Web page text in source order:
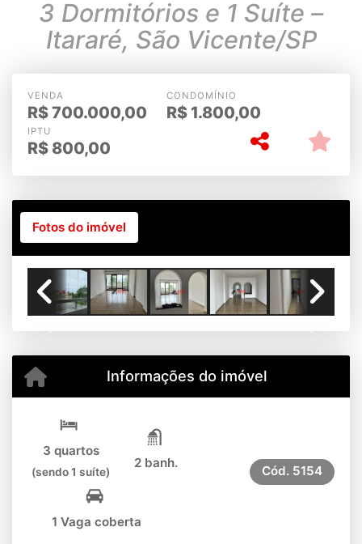
3 Dormitórios e 1 Suíte –
Itararé, São Vicente/SP
VENDA
R$700.000,00
CONDOMÍNIO
R$ 1.800,00
IPTU
R$ 800,00
Fotos do imóvel
Informações do imóvel
3 quartos
(sendo 1 suíte)
2 banh.
1 Vaga coberta
Cód. 5154